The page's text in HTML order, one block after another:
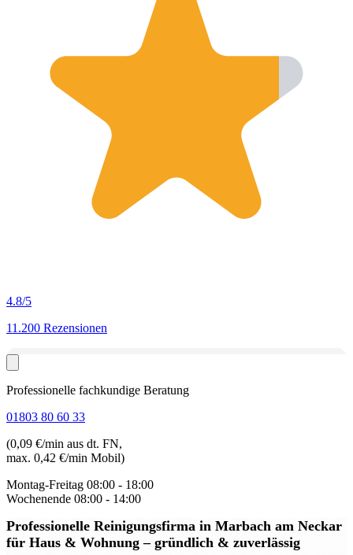
4.8/5
11.200 Rezensionen
Professionelle fachkundige Beratung
01803 80 60 33
(0,09 €/min aus dt. FN,
max. 0,42 €/min Mobil)
Montag-Freitag 08:00 - 18:00
Wochenende 08:00 - 14:00
Professionelle Reinigungsfirma in Marbach am Neckar
für Haus & Wohnung – gründlich & zuverlässig